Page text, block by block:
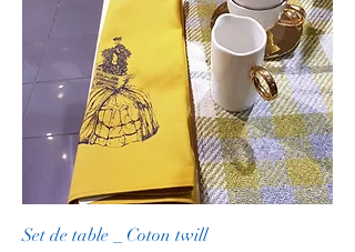
Set de table _ Coton twill